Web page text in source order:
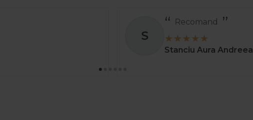
S
Recomand
Stanciu Aura Andreea